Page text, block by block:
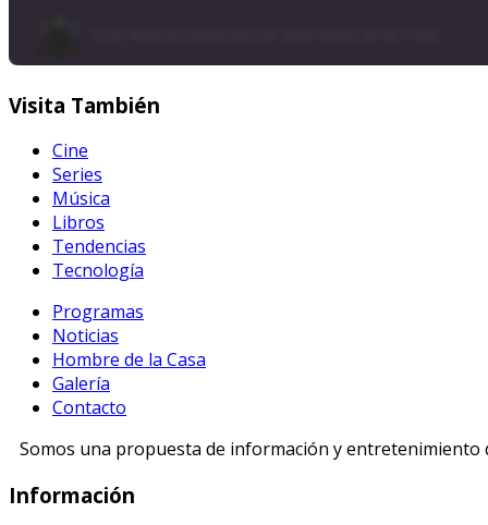
Visita También
Cine
Series
Música
Libros
Tendencias
Tecnología
Programas
Noticias
Hombre de la Casa
Galería
Contacto
Somos una propuesta de información y
Información